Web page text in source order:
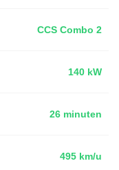
CCS Combo 2
140 kW
26 minuten
495 km/u